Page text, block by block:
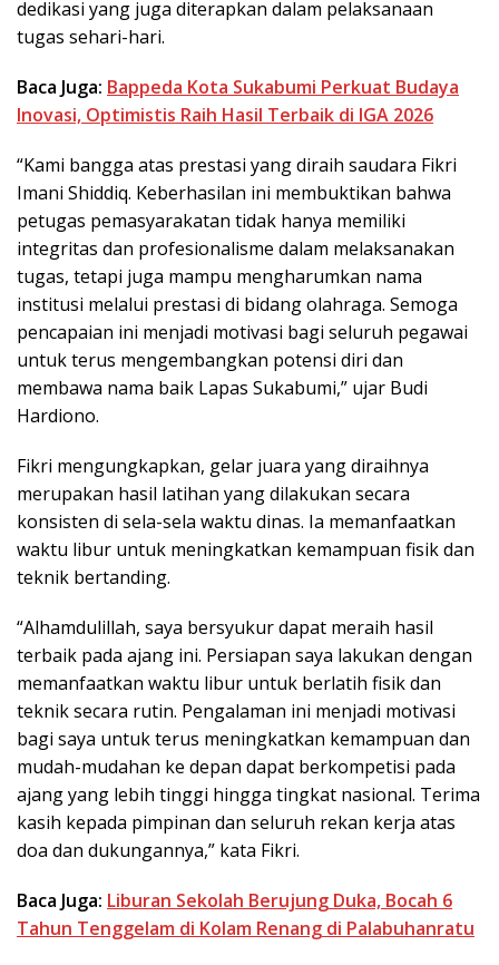
dedikasi yang juga diterapkan dalam pelaksanaan
tugas sehari-hari.
Baca Juga: Bappeda Kota Sukabumi Perkuat Budaya
Inovasi, Optimistis Raih Hasil Terbaik di IGA 2026
“Kami bangga atas prestasi yang diraih saudara Fikri
Imani Shiddiq. Keberhasilan ini membuktikan bahwa
petugas pemasyarakatan tidak hanya memiliki
integritas dan profesionalisme dalam melaksanakan
tugas, tetapi juga mampu mengharumkan nama
institusi melalui prestasi di bidang olahraga. Semoga
pencapaian ini menjadi motivasi bagi seluruh pegawai
untuk terus mengembangkan potensi diri dan
membawa nama baik Lapas Sukabumi,” ujar Budi
Hardiono.
Fikri mengungkapkan, gelar juara yang diraihnya
merupakan hasil latihan yang dilakukan secara
konsisten di sela-sela waktu dinas. Ia memanfaatkan
waktu libur untuk meningkatkan kemampuan fisik dan
teknik bertanding.
“Alhamdulillah, saya bersyukur dapat meraih hasil
terbaik pada ajang ini. Persiapan saya lakukan dengan
memanfaatkan waktu libur untuk berlatih fisik dan
teknik secara rutin. Pengalaman ini menjadi motivasi
bagi saya untuk terus meningkatkan kemampuan dan
mudah-mudahan ke depan dapat berkompetisi pada
ajang yang lebih tinggi hingga tingkat nasional. Terima
kasih kepada pimpinan dan seluruh rekan kerja atas
doa dan dukungannya,” kata Fikri.
Baca Juga: Liburan Sekolah Berujung Duka, Bocah 6
Tahun Tenggelam di Kolam Renang di Palabuhanratu